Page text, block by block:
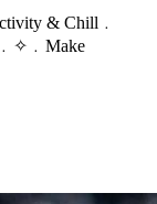
& Chill﹒